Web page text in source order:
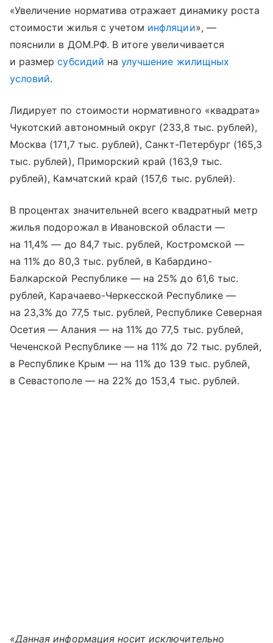
«Увеличение норматива отражает динамику роста
стоимости жилья с учетом инфляции», —
пояснили в ДОМ.РФ. В итоге увеличивается
и размерсубсидий наулучшение жилищных
условий.
Лидирует по стоимости нормативного «квадрата»
Чукотский автономный округ (233,8 тыс. рублей),
Москва (171,7 тыс. рублей), Санкт-Петербург (165,3
тыс. рублей), Приморский край (163,9 тыс.
рублей), Камчатский край (157,6 тыс. рублей).
В процентах значительней всего квадратный метр
жилья подорожал в Ивановской области —
на 11,4% — до 84,7 тыс. рублей, Костромской —
на 11% до 80,3 тыс. рублей, в Кабардино-
Балкарской Республике — на 25% до 61,6 тыс.
рублей, Карачаево-Черкесской Республике —
на 23,3% до 77,5 тыс. рублей, Республике Северная
Осетия — Алания — на 11% до 77,5 тыс. рублей,
Чеченской Республике — на 11% до 72 тыс. рублей,
в Республике Крым — на 11% до 139 тыс. рублей,
в Севастополе — на 22% до 153,4 тыс. рублей.
«Данная информация носит исключительно